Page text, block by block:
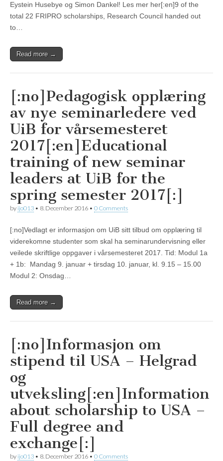
Eystein Husebye og Simon Dankel! Les mer her[:en]9 of the
total 22 FRIPRO scholarships, Research Council handed out
to…
Read more →
[:no]Pedagogisk opplæring
av nye seminarledere ved
UiB for vårsemesteret
2017[:en]Educational
training of new seminar
leaders at UiB for the
spring semester 2017[:]
by ijo013 • 8. December 2016 • 0 Comments
[:no]Vedlagt er informasjon om UiB sitt tilbud om opplæring til
viderekomne studenter som skal ha seminarundervisning eller
veilede skriftlige oppgaver i vårsemesteret 2017. Tid: Modul 1a
+ 1b: Mandag 9. januar + tirsdag 10. januar, kl. 9.15 – 15.00
Modul 2: Onsdag…
Read more →
[:no]Informasjon om
stipend til USA – Helgrad
og
utveksling[:en]Information
about scholarship to USA –
Full degree and
exchange[:]
by ijo013 • 8. December 2016 • 0 Comments